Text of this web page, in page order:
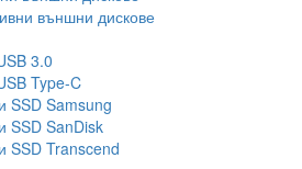
външни дискове
3.0
Type-C
SSD Samsung
SSD SanDisk
SSD Transcend